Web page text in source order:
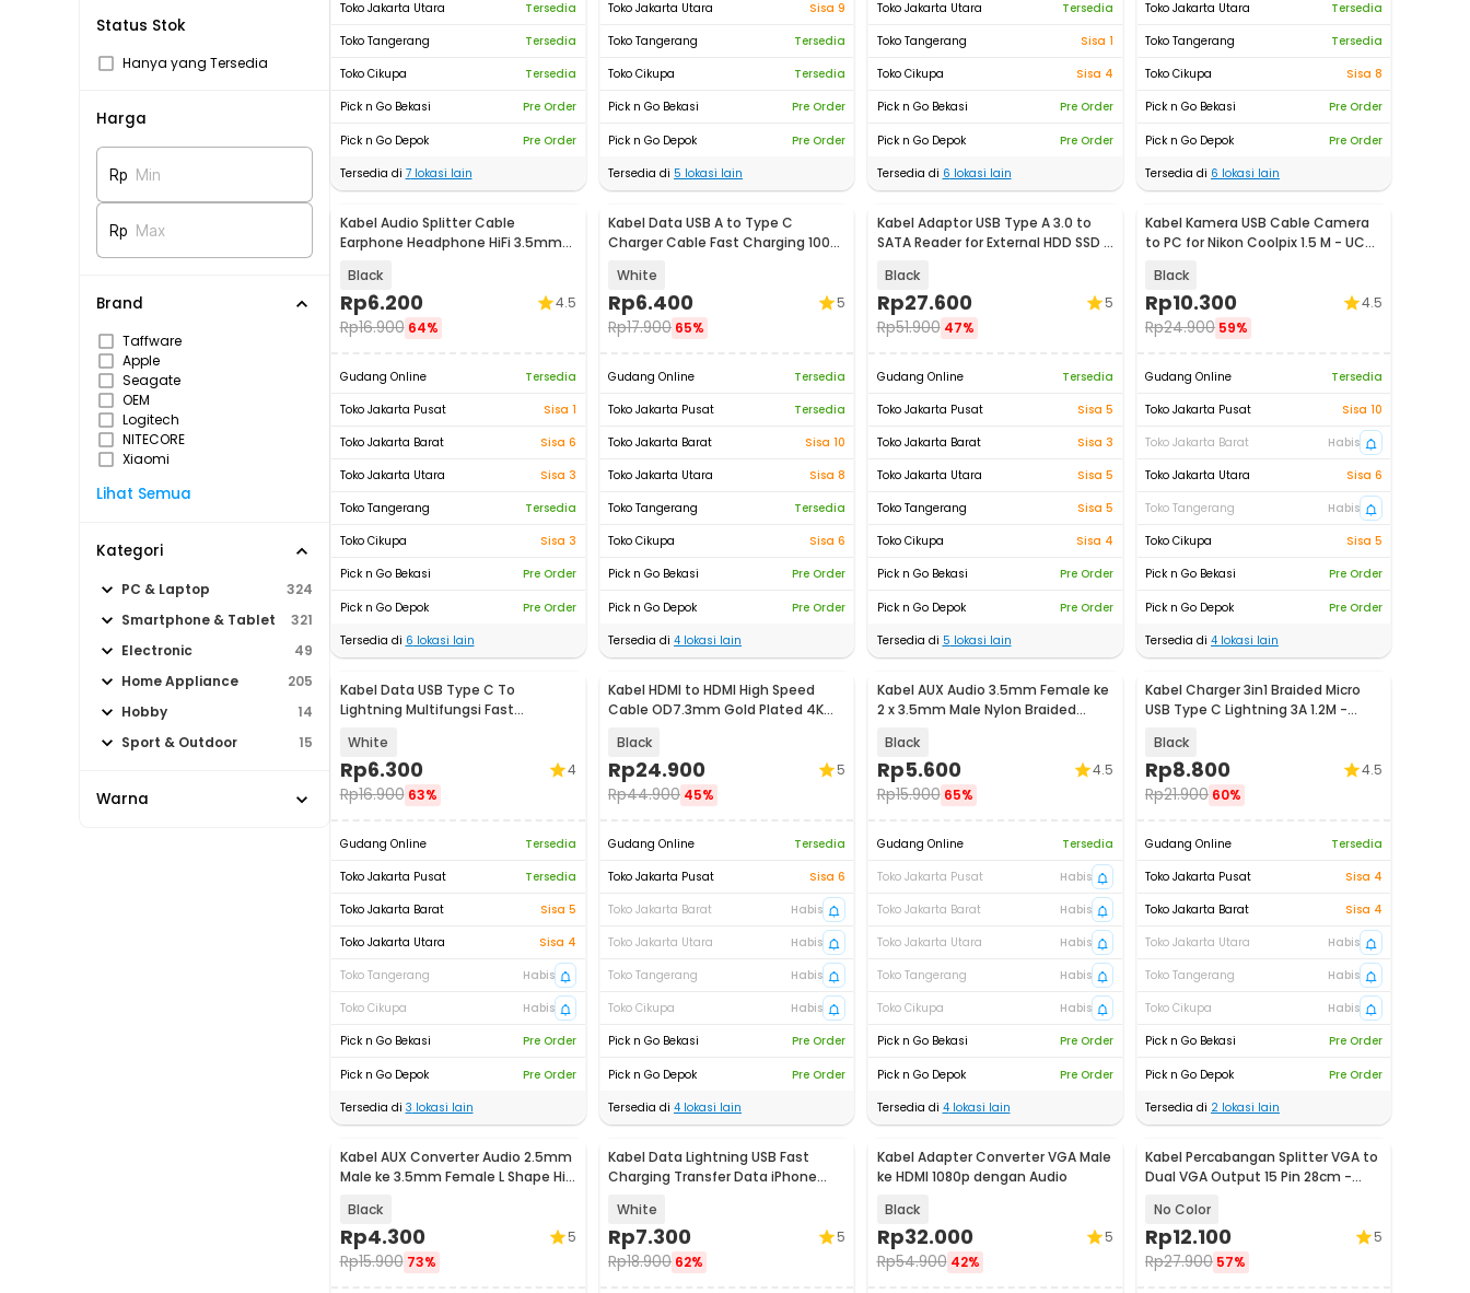
Status Stok
Hanya yang Tersedia
Harga
Rp Min
Rp Max
Brand
Taffware
Apple
Seagate
OEM
Logitech
NITECORE
Xiaomi
Lihat Semua
Kategori
PC & Laptop
324
Smartphone & Tablet
321
Electronic
49
Home Appliance
205
Hobby
14
Sport & Outdoor
15
Warna
Toko Jakarta Utara
Tersedia
Toko Tangerang
Tersedia
Toko Cikupa
Tersedia
Pick n Go Bekasi
Pre Order
Pick n Go Depok
Pre Order
Tersedia di 7lokasi lain
Toko Jakarta Utara
Sisa 9
Toko Tangerang
Tersedia
Toko Cikupa
Tersedia
Pick n Go Bekasi
Pre Order
Pick n Go Depok
Pre Order
Tersedia di 5 lokasi lain
Toko Jakarta Utara
Tersedia
Toko Tangerang
Sisa 1
Toko Cikupa
Sisa 4
Pick n Go Bekasi
Pre Order
Pick n Go Depok
Pre Order
Tersedia di 6 lokasi lain
Toko Jakarta Utara
Tersedia
Toko Tangerang
Tersedia
Toko Cikupa
Sisa 8
Pick n Go Bekasi
Pre Order
Pick n Go Depok
Pre Order
Tersedia di 6 lokasi lain
Kabel Audio Splitter Cable
Earphone Headphone HiFi 3.5mm
Black
Rp6.200
Rp16.900 64%
4.5
Gudang Online
Tersedia
Toko Jakarta Pusat
Sisa 1
Toko Jakarta Barat
Sisa 6
Toko Jakarta Utara
Sisa 3
Toko Tangerang
Tersedia
Toko Cikupa
Sisa 3
Pick n Go Bekasi
Pre Order
Pick n Go Depok
Pre Order
Tersedia di 6 lokasi lain
Kabel Data USB A to Type C
Charger Cable Fast Charging 100W
White
Rp6.400
Rp17.900 65%
5
Gudang Online
Tersedia
Toko Jakarta Pusat
Tersedia
Toko Jakarta Barat
Sisa 10
Toko Jakarta Utara
Sisa 8
Toko Tangerang
Tersedia
Toko Cikupa
Sisa 6
Pick n Go Bekasi
Pre Order
Pick n Go Depok
Pre Order
Tersedia di 4 lokasi lain
Kabel Adaptor USB Type A 3.0 to
SATA Reader for External HDD SSD -
Black
Rp27.600
Rp51.900 47%
5
Gudang Online
Tersedia
Toko Jakarta Pusat
Sisa 5
Toko Jakarta Barat
Sisa 3
Toko Jakarta Utara
Sisa 5
Toko Tangerang
Sisa 5
Toko Cikupa
Sisa 4
Pick n Go Bekasi
Pre Order
Pick n Go Depok
Pre Order
Tersedia di 5 lokasi lain
Kabel Kamera USB Cable Camera
to PC for Nikon Coolpix 1.5 M - UC-
Black
Rp10.300
Rp24.900 59%
4.5
Gudang Online
Tersedia
Toko Jakarta Pusat
Sisa 10
Toko Jakarta Barat
Habis
Toko Jakarta Utara
Sisa 6
Toko Tangerang
Habis
Toko Cikupa
Sisa 5
Pick n Go Bekasi
Pre Order
Pick n Go Depok
Pre Order
Tersedia di 4 lokasi lain
Kabel Data USB Type C To
Lightning Multifungsi Fast
White
Rp6.300
Rp16.900 63%
4
Gudang Online
Tersedia
Toko Jakarta Pusat
Tersedia
Toko Jakarta Barat
Sisa 5
Toko Jakarta Utara
Sisa 4
Toko Tangerang
Habis
Toko Cikupa
Habis
Pick n Go Bekasi
Pre Order
Pick n Go Depok
Pre Order
Tersedia di 3 lokasi lain
Kabel HDMI to HDMI High Speed
Cable OD7.3mm Gold Plated 4K
Black
Rp24.900
Rp44.900 45%
5
Gudang Online
Tersedia
Toko Jakarta Pusat
Sisa 6
Toko Jakarta Barat
Habis
Toko Jakarta Utara
Habis
Toko Tangerang
Habis
Toko Cikupa
Habis
Pick n Go Bekasi
Pre Order
Pick n Go Depok
Pre Order
Tersedia di 4 lokasi lain
Kabel AUX Audio 3.5mm Female ke
2 x 3.5mm Male Nylon Braided
Black
Rp5.600
Rp15.900 65%
4.5
Gudang Online
Tersedia
Toko Jakarta Pusat
Habis
Toko Jakarta Barat
Habis
Toko Jakarta Utara
Habis
Toko Tangerang
Habis
Toko Cikupa
Habis
Pick n Go Bekasi
Pre Order
Pick n Go Depok
Pre Order
Tersedia di 4lokasi lain
Kabel Charger 3in1 Braided Micro
USB Type C Lightning 3A 1.2M -
Black
Rp8.800
Rp21.900 60%
4.5
Gudang Online
Tersedia
Toko Jakarta Pusat
Sisa 4
Toko Jakarta Barat
Sisa 4
Toko Jakarta Utara
Habis
Toko Tangerang
Habis
Toko Cikupa
Habis
Pick n Go Bekasi
Pre Order
Pick n Go Depok
Pre Order
Tersedia di 2 lokasi lain
Kabel AUX Converter Audio 2.5mm
Male ke 3.5mm Female L Shape HiFi
Black
Rp4.300
Rp15.900 73%
5
Kabel Data Lightning USB Fast
Charging Transfer Data iPhone
White
Rp7.300
Rp18.900 62%
5
Kabel Adapter Converter VGA Male
ke HDMI 1080p dengan Audio
Black
Rp32.000
Rp54.900 42%
5
Kabel Percabangan Splitter VGA to
Dual VGA Output 15 Pin 28cm -
No Color
Rp12.100
Rp27.900 57%
5